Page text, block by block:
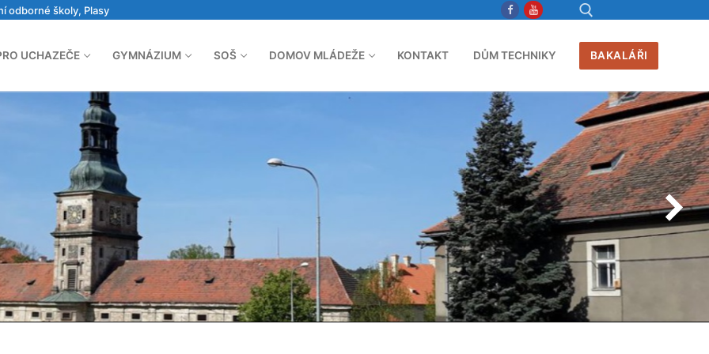
odborné školy, Plasy
UCHAZEČE GYMNÁZIUM SOŠ DOMOV MLÁDEŽE KONTAKT DŮM TECHNIKY BAKALÁŘI